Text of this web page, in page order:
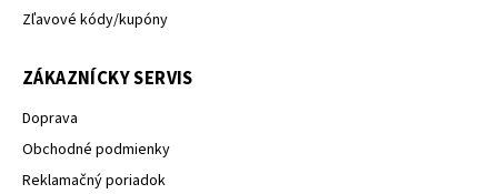
Zľavové kódy/kupóny
ZÁKAZNÍCKY SERVIS
Doprava
Obchodné podmienky
Reklamačný poriadok